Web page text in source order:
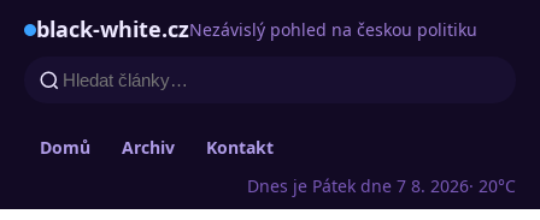
black-white.czNezávislý pohled na českou politiku
Domů Archiv
Kontakt
Dnes je Pátek dne 7 8. 2026· 20°C